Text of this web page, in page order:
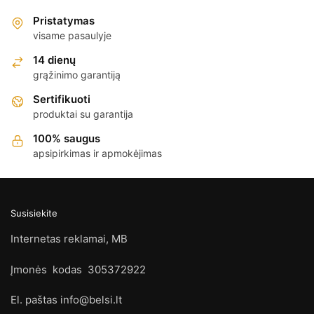
Pristatymas
visame pasaulyje
14 dienų
grąžinimo garantiją
Sertifikuoti
produktai su garantija
100% saugus
apsipirkimas ir apmokėjimas
Susisiekite
Internetas reklamai, MB
Įmonės kodas 305372922
El. paštas info@belsi.lt